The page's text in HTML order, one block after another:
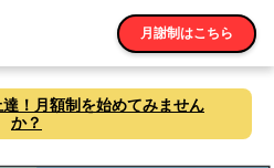
月謝制はこちら
！月額制を始めてみません
か？